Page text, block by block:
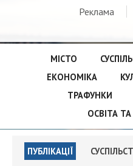
Реклама
МІСТО
ЕКОНОМІКА
ТРАФУНКИ
ОСВІТА
ПУБЛІКАЦІЇ